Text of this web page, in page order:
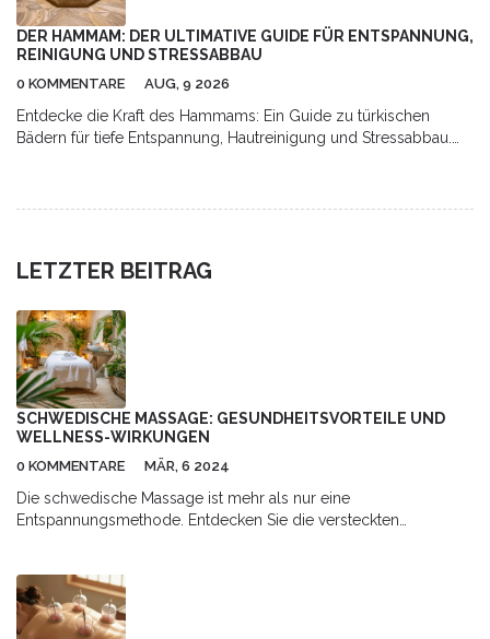
DER HAMMAM: DER ULTIMATIVE GUIDE FÜR ENTSPANNUNG,
REINIGUNG UND STRESSABBAU
0 KOMMENTARE AUG, 9 2026
Entdecke die Kraft des Hammams: Ein Guide zu türkischen
Bädern für tiefe Entspannung, Hautreinigung und Stressabbau.
LETZTER BEITRAG
SCHWEDISCHE MASSAGE: GESUNDHEITSVORTEILE UND
WELLNESS-WIRKUNGEN
0 KOMMENTARE MÄR, 6 2024
Die schwedische Massage ist mehr als nur eine
Entspannungsmethode. Entdecken Sie die versteckten
Blutzirkulation, die vielfältigen positiven Auswirkungen auf
Körper und Geist sind beeindruckend. Lernen Sie, wie
regelmäßige schwedische Massagen nicht nur Ihr körperliches,